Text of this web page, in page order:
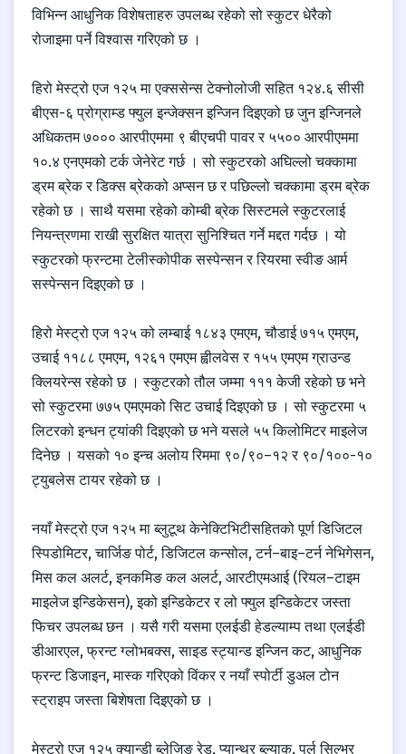
विभिन्न आधुनिक विशेषताहरु उपलब्ध रहेको सो स्कुटर धेरैको
रोजाइमा पर्ने विश्वास गरिएको छ ।
हिरो मेस्ट्रो एज १२५ मा एक्ससेन्स टेक्नोलोजी सहित १२४.६ सीसी
बीएस-६ प्रोग्राम्ड फ्युल इन्जेक्सन इन्जिन दिइएको छ जुन इन्जिनले
अधिकतम ७००० आरपीएममा ९ बीएचपी पावर र ५५०० आरपीएममा
१०.४ एनएमको टर्क जेनेरेट गर्छ । सो स्कुटरको अघिल्लो चक्कामा
ड्रम ब्रेक र डिक्स ब्रेकको अप्सन छ र पछिल्लो चक्कामा ड्रम ब्रेक
रहेको छ । साथै यसमा रहेको कोम्बी ब्रेक सिस्टमले स्कुटरलाई
नियन्त्रणमा राखी सुरक्षित यात्रा सुनिश्चित गर्ने मद्दत गर्दछ । यो
स्कुटरको फ्रन्टमा टेलीस्कोपीक सस्पेन्सन र रियरमा स्वीङ आर्म
सस्पेन्सन दिइएको छ ।
हिरो मेस्ट्रो एज १२५ को लम्बाई १८४३ एमएम, चौडाई ७१५ एमएम,
उचाई ११८८ एमएम, १२६१ एमएम ह्वीलवेस र १५५ एमएम ग्राउन्ड
क्लियरेन्स रहेको छ । स्कुटरको तौल जम्मा १११ केजी रहेको छ भने
सो स्कुटरमा ७७५ एमएमको सिट उचाई दिइएको छ । सो स्कुटरमा ५
लिटरको इन्धन ट्यांकी दिइएको छ भने यसले ५५ किलोमिटर माइलेज
दिनेछ । यसको १० इन्च अलोय रिममा ९०/९०–१२ र ९०/१००-१०
ट्युबलेस टायर रहेको छ ।
नयाँ मेस्ट्रो एज १२५ मा ब्लुटूथ केनेक्टिभिटीसहितको पूर्ण डिजिटल
स्पिडोमिटर, चार्जिङ पोर्ट, डिजिटल कन्सोल, टर्न–बाइ–टर्न नेभिगेसन,
मिस कल अलर्ट, इनकमिङ कल अलर्ट, आरटीएमआई (रियल–टाइम
माइलेज इन्डिकेसन), इको इन्डिकेटर र लो फ्युल इन्डिकेटर जस्ता
फिचर उपलब्ध छन । यसै गरी यसमा एलईडी हेडल्याम्प तथा एलईडी
डीआरएल, फ्रन्ट ग्लोभबक्स, साइड स्ट्यान्ड इन्जिन कट, आधुनिक
फ्रन्ट डिजाइन, मास्क गरिएको विंकर र नयाँ स्पोर्टी डुअल टोन
स्ट्राइप जस्ता बिशेषता दिइएको छ ।
मेस्ट्रो एज १२५ क्यान्डी ब्लेजिङ रेड, प्यान्थर ब्ल्याक, पर्ल सिल्भर